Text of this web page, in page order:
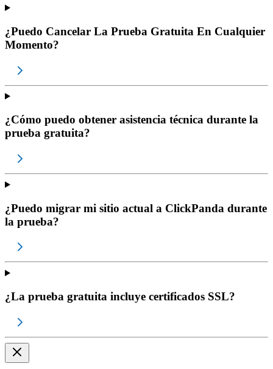
¿Puedo Cancelar La Prueba Gratuita En Cualquier
Momento?
¿Cómo puedo obtener asistencia técnica durante la
prueba gratuita?
¿Puedo migrar mi sitio actual a ClickPanda durante
la prueba?
¿La prueba gratuita incluye certificados SSL?